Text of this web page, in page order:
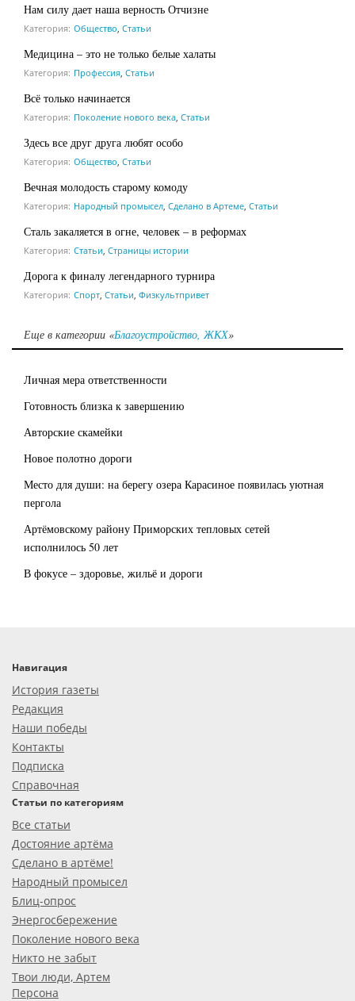
Нам силу дает наша верность Отчизне
Категория: Общество Статьи
Медицина – это не только белые халаты
Категория: Профессия Статьи
Всё только начинается
Категория: Поколение нового века Статьи
Здесь все друг друга любят особо
Категория: Общество Статьи
Вечная молодость старому комоду
Категория: Народный промысел Сделано в Артеме Статьи
Сталь закаляется в огне, человек – в реформах
Категория: Статьи Страницы истории
Дорога к финалу легендарного турнира
Категория: Спорт Статьи Физкультпривет
Еще в категории «Благоустройство, ЖКХ»
Личная мера ответственности
Готовность близка к завершению
Авторские скамейки
Новое полотно дороги
Место для души: на берегу озера Карасиное появилась уютная
пергола
Артёмовскому району Приморских тепловых сетей
исполнилось 50 лет
В фокусе – здоровье, жильё и дороги
Навигация
История газеты
Редакция
Наши победы
Контакты
Подписка
Справочная
Статьи по категориям
Все статьи
Достояние артёма
Сделано в артёме!
Народный промысел
Блиц-опрос
Энергосбережение
Поколение нового века
Никто не забыт
Твои люди, Артем
Персона